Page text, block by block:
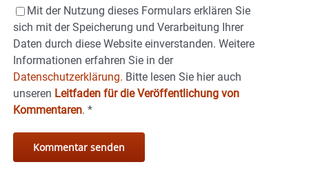
Mit der Nutzung dieses Formulars erklären Sie
sich mit der Speicherung und Verarbeitung Ihrer
Daten durch diese Website einverstanden. Weitere
Informationen erfahren Sie in der
Datenschutzerklärung. Bitte lesen Sie hier auch
unseren Leitfaden für die Veröffentlichung von
Kommentaren. *